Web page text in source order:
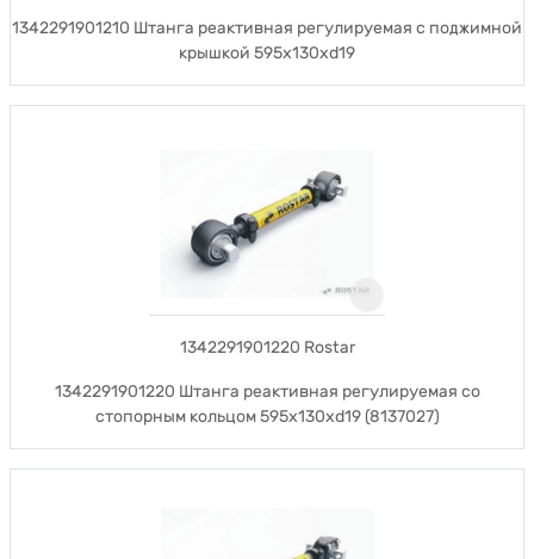
1342291901210 Штанга реактивная регулируемая с поджимной
крышкой 595x130xd19
1342291901220 Rostar
1342291901220 Штанга реактивная регулируемая со
стопорным кольцом 595x130xd19 (8137027)